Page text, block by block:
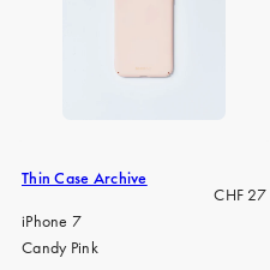
Thin Case Archive
Regulärer
CHF 27
iPhone 7
Candy Pink